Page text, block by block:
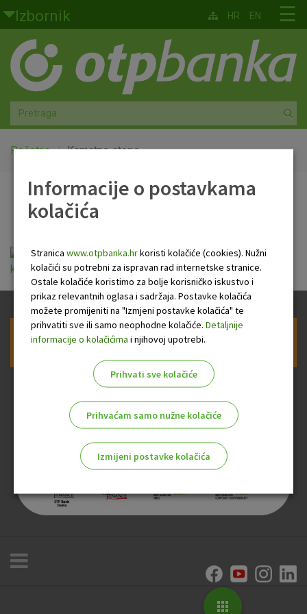
Skoči na glavni sadržaj
Izbornik
Građani
Privatno bankarstvo
Agro
Mala poduzeća i obrtnici
Srednja i velika poduzeća
Globalna tržišta
Faktoring
O nama
☰
HR EN
Početna Kamatne stope
Kamatne stope
kamatne_stope_vrijedece_17_prosinca_2018.pdf
Prijava na newsletter OTP banke
Informacije o postavkama
kolačića
Stranica www.otpbanka.hrkoristi kolačiće (cookies). Nužni
kolačići su potrebni za ispravan rad internetske stranice.
Ostale kolačiće koristimo za bolje korisničko iskustvo i
prikaz relevantnih oglasa i sadržaja. Postavke kolačića
možete promijeniti na "Izmjeni postavke kolačića" te
prihvatiti sve ili samo neophodne kolačiće. Detaljnije
informacije o kolačićima i njihovoj upotrebi.
Prihvati sve kolačiće
Prihvaćam samo nužne kolačiće
Izmijeni postavke kolačića
Nužni kolačići
Analitički kolačići